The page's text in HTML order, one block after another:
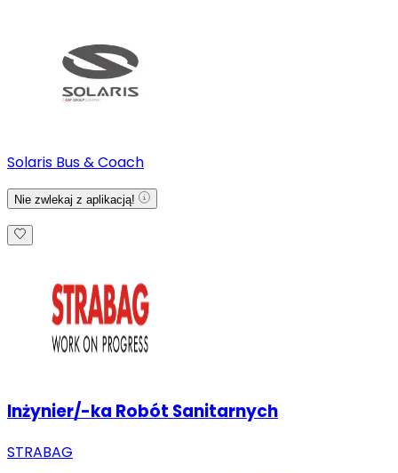
Solaris Bus & Coach
Nie zwlekaj z aplikacją!
Inżynier/-ka Robót Sanitarnych
STRABAG